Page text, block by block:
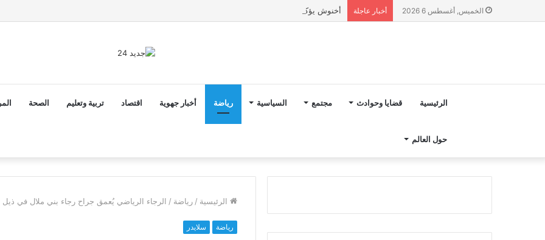
الخميس, أغسطس 6 2026 أخبار عاجلة أخنوش يؤكد في المذكرة التوجيهية حول ميزانية 2027 أن ثوابت العدالة الاجتماعية والمجالية خيار استراتيجي للبلاد
الرئيسية قضايا وحوادث مجتمع السياسية رياضة أخبار جهوية اقتصاد تربية وتعليم الصحة
حول العالم
الرئيسية / رياضة / الرجاء الرياضي يُعمق جراح رجاء بني ملال في ذيل
رياضة سلايدر